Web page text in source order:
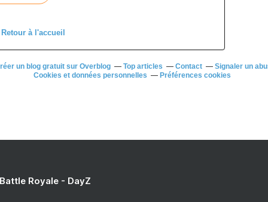
Retour à l'accueil
un blog gratuit sur Overblog Top articles Contact Signaler un
Cookies et données personnelles
Préférences cookies
Royale - DayZ